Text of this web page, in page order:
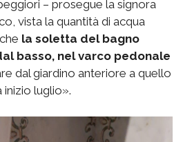
– prosegue la signora
vista la quantità di acqua
la soletta del bagno
basso, nel varco pedonale
dal giardino anteriore a quello
luglio».